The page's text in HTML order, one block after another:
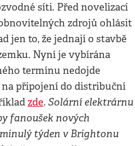
síti. Před novelizací
zdrojů ohlásit
jen to, že jednají o stavbě
Nyní je vybírána
termínu nedojde
na připojení do distribuční
zde. Solární elektrárnu
fanoušek nových
týden v Brightonu